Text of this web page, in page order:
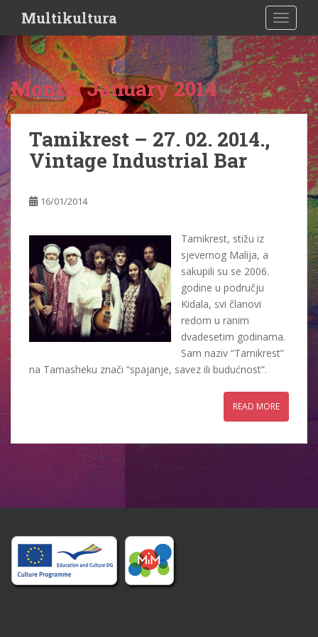
i
p
t
o
m
a
i
n
c
o
n
t
e
n
t
Multikultura
Month:January 2014
Tamikrest – 27. 02. 2014.,
Vintage Industrial Bar
16/01/2014
Tamikrest, stižu iz
sjevernog Malija, a
sakupili su se 2006.
godine u području
Kidala, svi članovi
redom u ranim
dvadesetim godinama.
Sam naziv “Tamikrest”
na Tamasheku znači “spajanje, savez ili budućnost”.
READ MORE